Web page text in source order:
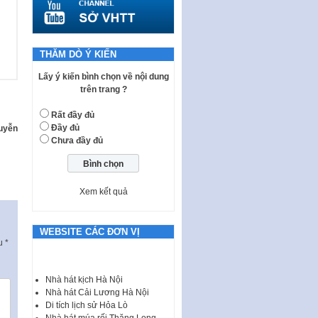
*
Thành phố triển khai thi…
Nghị quyết ban hành quy chế
tiếp công dân của Thường trực
HĐND, đại biểu HĐND thành…
Nghị quyết về một số chính sách
ưu đãi, hỗ trợ phát triển hạ tầng,
tổ chức…
Nghị quyết quy định một số nội
dung và định mức chi quản lý
hoạt động khoa…
một số hành vi vi phạm hành
Phê duyệt Chương trình phát
triển kinh tế số và xã hội số giai
I. CHỈ TIÊU VÀ VỊ TRÍ VIỆC LÀM
TUYỂN DỤNG LAO ĐỘNG HỢP
ĐỒNG Tổng số chỉ…
THĂM DÒ Ý KIẾN
Lấy ý kiến bình chọn về nội dung
trên trang ?
Rất đầy đủ
Đầy đủ
Chưa đầy đủ
Xem kết quả
WEBSITE CÁC ĐƠN VỊ
Nhà hát kịch Hà Nội
Nhà hát Cải Lương Hà Nội
Di tích lịch sử Hỏa Lò